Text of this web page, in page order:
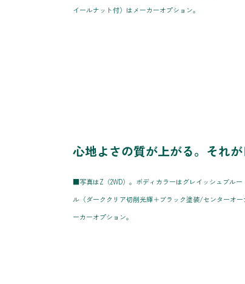
イールナット付）はメーカーオプション。
心地よさの質が上がる。それが
■写真はZ（2WD）。ボディカラーはグレイッシュブルー
ル（ダーククリア切削光輝＋ブラック塗装/センターオ
ーカーオプション。